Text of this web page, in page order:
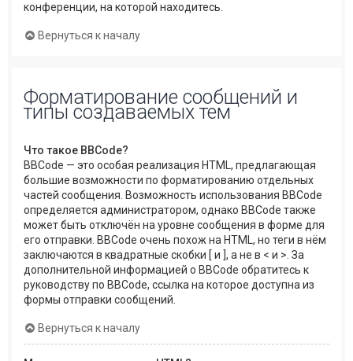
конференции, на которой находитесь.
Вернуться к началу
Форматирование сообщений и
типы создаваемых тем
Что такое BBCode?
BBCode — это особая реализация HTML, предлагающая
большие возможности по форматированию отдельных
частей сообщения. Возможность использования BBCode
определяется администратором, однако BBCode также
может быть отключён на уровне сообщения в форме для
его отправки. BBCode очень похож на HTML, но теги в нём
заключаются в квадратные скобки [ и ], а не в < и >. За
дополнительной информацией о BBCode обратитесь к
руководству по BBCode, ссылка на которое доступна из
формы отправки сообщений.
Вернуться к началу